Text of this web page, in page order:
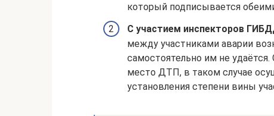
который подписывается
С участием инспекторов
между участниками аварии
самостоятельно им не
место ДТП, в таком случае
установления степени вины